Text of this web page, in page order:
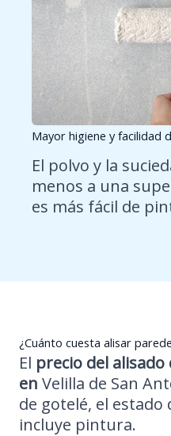
Mayor higiene y facilidad
El polvo y la
menos a una
es más fácil de
¿Cuánto cuesta alisar
El precio del alisado
en Velilla de San
de gotelé, el estado
incluye pintura.